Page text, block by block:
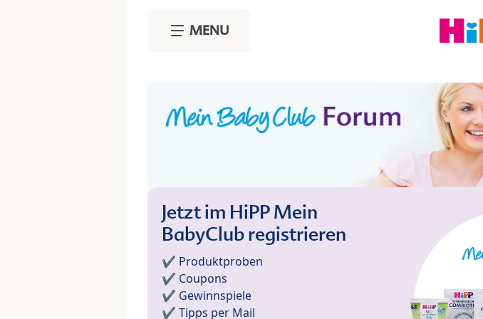
MENU
Jetzt im HiPP Mein
BabyClub registrieren
✔️ Produktproben
✔️ Coupons
✔️ Gewinnspiele
✔️ Tipps per Mail